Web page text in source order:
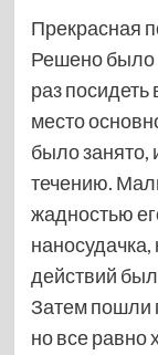
Прекрасная
Решено было
раз
место
было занято,
течению.
жадностью
действий
Затем пошли
но все равно